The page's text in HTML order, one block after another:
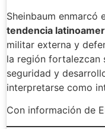
Sheinbaum enmarcó
tendencia
militar externa y
la región fortalezcan
seguridad y
interpretarse como
Con información de